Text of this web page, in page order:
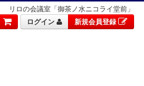
リロの会議室「御茶ノ水ニコライ堂前」
ログイン 新規会員登録